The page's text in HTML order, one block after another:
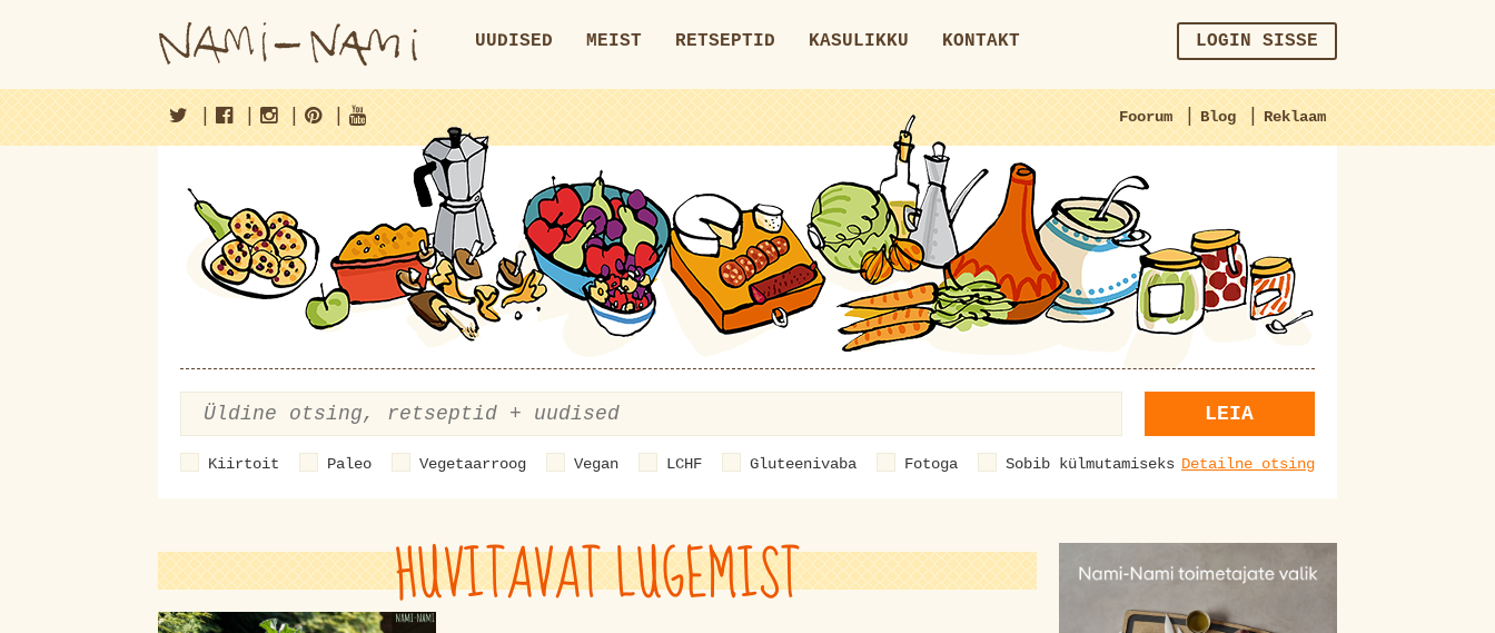
UUDISED MEIST RETSEPTID KASULIKKU KONTAKT LOGIN SISSE
Foorum | Blog | Reklaam
| | | |
LEIA
Kiirtoit Paleo Vegetaarroog Vegan LCHF Gluteenivaba Fotoga Sobib külmutamiseks Detailne otsing
HUVITAVAT LUGEMIST